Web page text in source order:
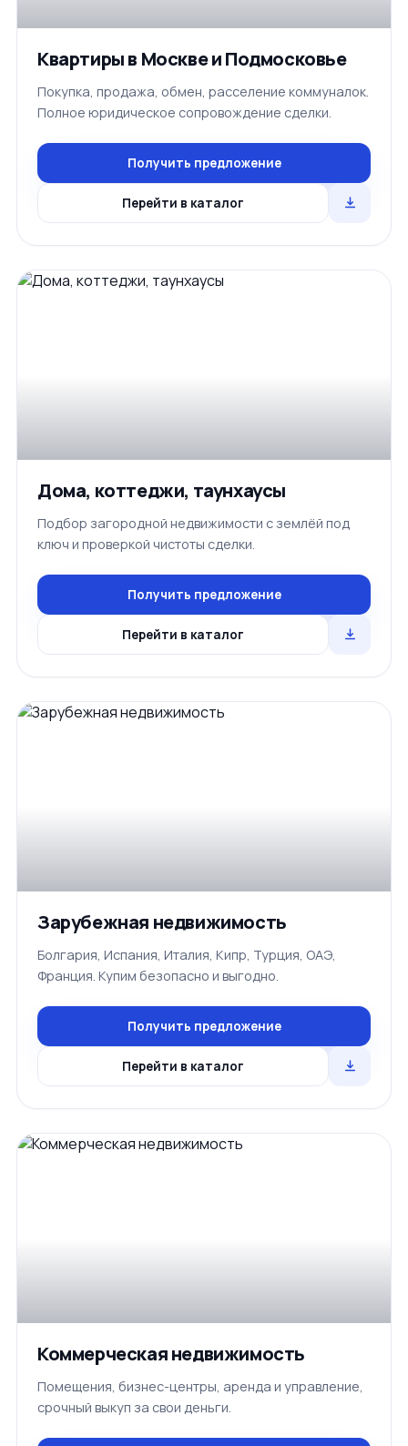
Квартиры в Москве и Подмосковье
Покупка, продажа, обмен, расселение коммуналок.
Полное юридическое сопровождение сделки.
Получить предложение
Перейти в каталог
Дома, коттеджи, таунхаусы
Подбор загородной недвижимости с землёй под
ключ и проверкой чистоты сделки.
Получить предложение
Перейти в каталог
Зарубежная недвижимость
Болгария, Испания, Италия, Кипр, Турция, ОАЭ,
Франция. Купим безопасно и выгодно.
Получить предложение
Перейти в каталог
Коммерческая недвижимость
Помещения, бизнес-центры, аренда и управление,
срочный выкуп за свои деньги.